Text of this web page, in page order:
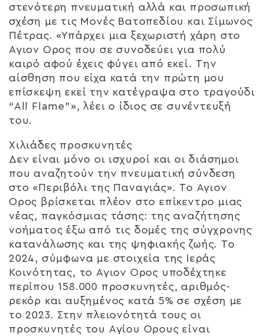
στενότερη πνευματική αλλά και προσωπική
σχέση με τις Μονές Βατοπεδίου και Σίμωνος
Πέτρας. «Υπάρχει μια ξεχωριστή χάρη στο
Αγιον Ορος που σε συνοδεύει για πολύ
καιρό αφού έχεις φύγει από εκεί. Την
αίσθηση που είχα κατά την πρώτη μου
επίσκεψη εκεί την κατέγραψα στο τραγούδι
“All Flame”», λέει ο ίδιος σε συνέντευξή
του.
Χιλιάδες προσκυνητές
Δεν είναι μόνο οι ισχυροί και οι διάσημοι
που αναζητούν την πνευματική σύνδεση
στο «Περιβόλι της Παναγιάς». Το Αγιον
Ορος βρίσκεται πλέον στο επίκεντρο μιας
νέας, παγκόσμιας τάσης: της αναζήτησης
νοήματος έξω από τις δομές της σύγχρονης
κατανάλωσης και της ψηφιακής ζωής. Το
2024, σύμφωνα με στοιχεία της Ιεράς
Κοινότητας, το Αγιον Ορος υποδέχτηκε
περίπου 158.000 προσκυνητές, αριθμός-
ρεκόρ και αυξημένος κατά 5% σε σχέση με
το 2023. Στην πλειονότητά τους οι
προσκυνητές του Αγίου Ορους είναι